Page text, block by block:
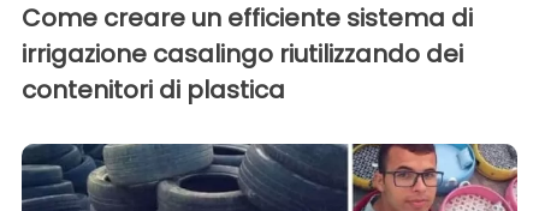
Come creare un efficiente sistema di
irrigazione casalingo riutilizzando dei
contenitori di plastica